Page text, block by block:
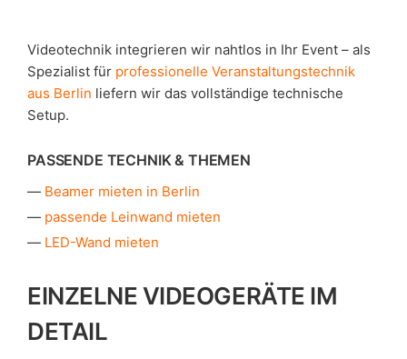
Videotechnik integrieren wir nahtlos in Ihr Event – als
Spezialist für professionelle Veranstaltungstechnik
aus Berlin liefern wir das vollständige technische
Setup.
PASSENDE TECHNIK & THEMEN
Beamer mieten in Berlin
passende Leinwand mieten
LED-Wand mieten
EINZELNE VIDEOGERÄTE IM
DETAIL